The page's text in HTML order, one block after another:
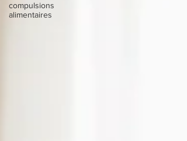
compulsions
alimentaires